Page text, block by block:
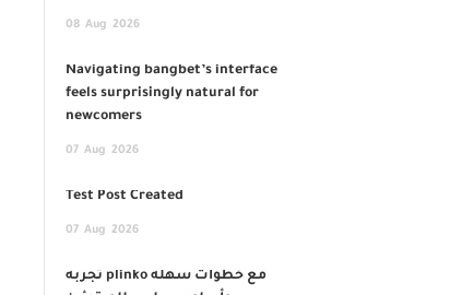
08 Aug 2026
Navigating bangbet’s interface
feels surprisingly natural for
newcomers
07 Aug 2026
Test Post Created
07 Aug 2026
تجربة plinko مع خطوات سهلة